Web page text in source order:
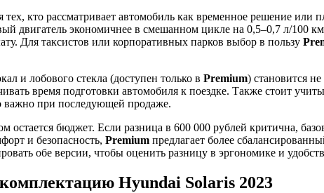
кто рассматривает автомобиль как временное решение
двигатель экономичнее в смешанном цикле на 0,5–0,7 л/100
Для таксистов или корпоративных парков выбор в пользу
и лобового стекла (доступен только в Premium) становится
время подготовки автомобиля к поездке. Также стоит
важно при последующей продаже.
бюджет. Если разница в 600 000 рублей критична,
и безопасность, Premium предлагает более
обе версии, чтобы оценить разницу в эргономике и
Hyundai Solaris 2023